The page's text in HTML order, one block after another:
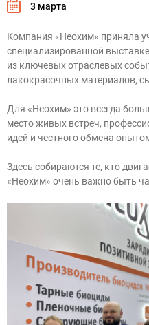
3 марта
Компания «Неохим» приняла
специализированной выставке
из ключевых отраслевых
лакокрасочных материалов,
Для «Неохим» это всегда
место живых встреч,
идей и честного обмена
Здесь собираются те, кто
«Неохим» очень важно быть